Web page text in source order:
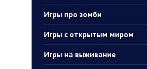
Игры про зомби
Игры с открытым миром
Игры на выживание